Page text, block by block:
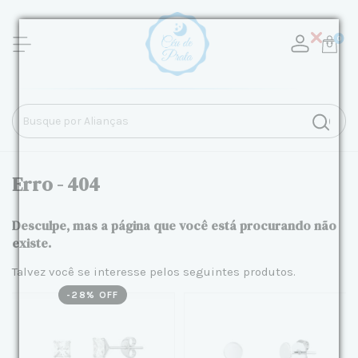
0
Erro - 404
Desculpe, mas a página que você está procurando não
existe.
Talvez você se interesse pelos seguintes produtos.
- 28 % OFF